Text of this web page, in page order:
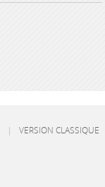
|
VERSION CLASSIQUE